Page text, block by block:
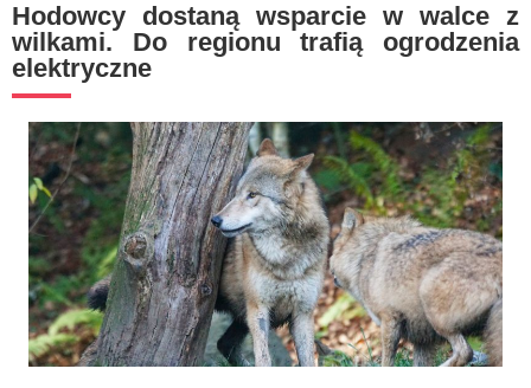
Hodowcy dostaną wsparcie w walce z
wilkami. Do regionu trafią ogrodzenia
elektryczne